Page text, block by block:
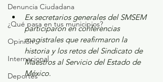
Denuncia Ciudadana
¿Qué pasa en tus municipios?
Opinión
Internacional
Deportes
Ex secretarios generales del SMSEM
participaron en conferencias
magistrales que reafirmaron la
historia y los retos del Sindicato de
Maestros al Servicio del Estado de
México.